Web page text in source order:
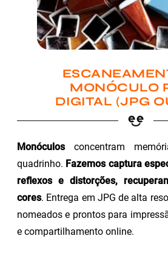
MONÓCULO
DIGITAL (JPG
Monóculosconcentram
quadrinho. Fazemos captura
reflexos e distorções,
cores. Entrega em JPG de alta
nomeados e prontos para
e compartilhamento online.